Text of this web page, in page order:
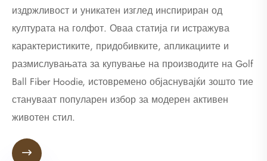
издржливост и уникатен изглед инспириран од
културата на голфот. Оваа статија ги истражува
карактеристиките, придобивките, апликациите и
размислувањата за купување на производите на Golf
Ball Fiber Hoodie, истовремено објаснувајќи зошто тие
стануваат популарен избор за модерен активен
животен стил.
